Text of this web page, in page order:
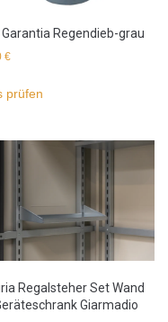
Regendieb-grau
€
prüfen
Regalsteher Set Wand
Giarmadio